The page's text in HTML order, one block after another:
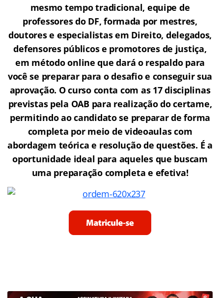
mesmo tempo tradicional, equipe de
professores do DF, formada por mestres,
doutores e especialistas em Direito, delegados,
defensores públicos e promotores de justiça,
em método online que dará o respaldo para
você se preparar para o desafio e conseguir sua
aprovação. O curso conta com as 17 disciplinas
previstas pela OAB para realização do certame,
permitindo ao candidato se preparar de forma
completa por meio de videoaulas com
abordagem teórica e resolução de questões. É a
oportunidade ideal para aqueles que buscam
uma preparação completa e efetiva!